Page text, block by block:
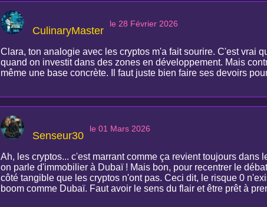
CulinaryMaster
le 28 Février 2026
Clara, ton analogie avec les cryptos m'a fait sourire. C'est vrai
quand on investit dans des zones en développement. Mais
même une base concrète. Il faut juste bien faire ses devoirs
Senseur30
le 01 Mars 2026
Ah, les cryptos... c'est marrant comme ça revient toujours dans
on parle d'immobilier à Dubaï ! Mais bon, pour recentrer le
côté tangible que les cryptos n'ont pas. Ceci dit, le risque 0
boom comme Dubaï. Faut avoir le sens du flair et être prêt à